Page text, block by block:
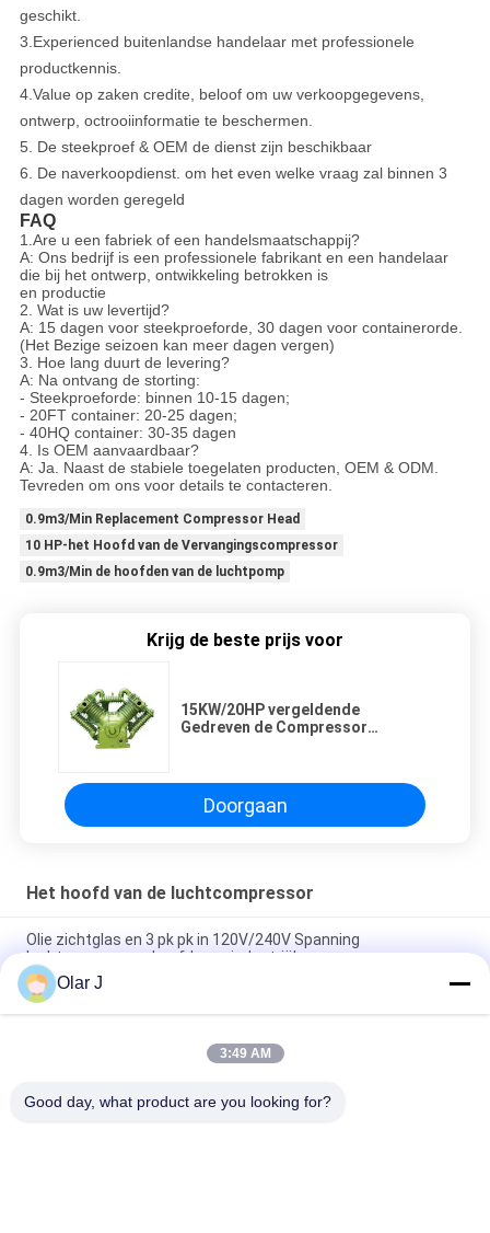
geschikt.
3.Experienced buitenlandse handelaar met professionele
productkennis.
4.Value op zaken credite, beloof om uw verkoopgegevens,
ontwerp, octrooiinformatie te beschermen.
5. De steekproef & OEM de dienst zijn beschikbaar
6. De naverkoopdienst. om het even welke vraag zal binnen 3
dagen worden geregeld
FAQ
1.Are u een fabriek of een handelsmaatschappij?
A: Ons bedrijf is een professionele fabrikant en een handelaar
die bij het ontwerp, ontwikkeling betrokken is
en productie
2. Wat is uw levertijd?
A: 15 dagen voor steekproeforde, 30 dagen voor containerorde.
(Het Bezige seizoen kan meer dagen vergen)
3. Hoe lang duurt de levering?
A: Na ontvang de storting:
- Steekproeforde: binnen 10-15 dagen;
- 20FT container: 20-25 dagen;
- 40HQ container: 30-35 dagen
4. Is OEM aanvaardbaar?
A: Ja. Naast de stabiele toegelaten producten, OEM & ODM.
Tevreden om ons voor details te contacteren.
0.9m3/Min Replacement Compressor Head
10 HP-het Hoofd van de Vervangingscompressor
0.9m3/Min de hoofden van de luchtpomp
Krijg de beste prijs voor
15KW/20HP vergeldende
Gedreven de Compressor
Doorgaan
Het hoofd van de luchtcompressor
Olie zichtglas en 3 pk pk in 120V/240V Spanning
luchtcompressor hoofd voor industriële
120V/240V Spanningsluchtcompressorkop met 2 cilinders en
0,8Mpa/115psi druk
Industriële luchtcompressorkop met superieure prestaties en
Olar J
3:49 AM
Good day, what product are you looking for?